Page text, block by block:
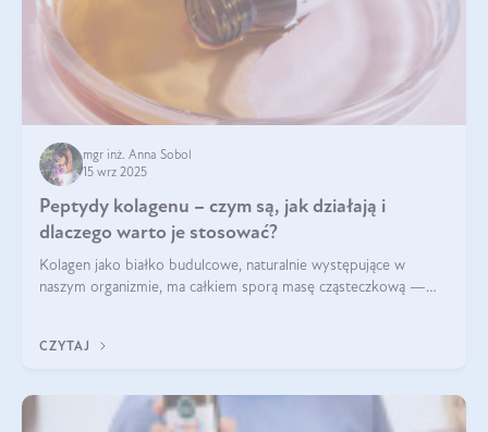
mgr inż. Anna Sobol
15 wrz 2025
Peptydy kolagenu – czym są, jak działają i
dlaczego warto je stosować?
Kolagen jako białko budulcowe, naturalnie występujące w
naszym organizmie, ma całkiem sporą masę cząsteczkową —
bardziej biodostępny
CZYTAJ